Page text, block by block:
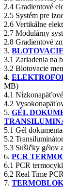
2.4 Gradientové
2.5 Systém pre
2.6 Vertikálne
2.7 Modulárny
2.8 Gradientové
3.
3.1 Zariadenia na
3.2 Blotovacie
4.
MB)
4.1
4.2
5. GÉL
5.1 Gél
5.2
5.3 Sušičky gélov
6. PCR
6.1 PCR
6.2 Real Time
7.